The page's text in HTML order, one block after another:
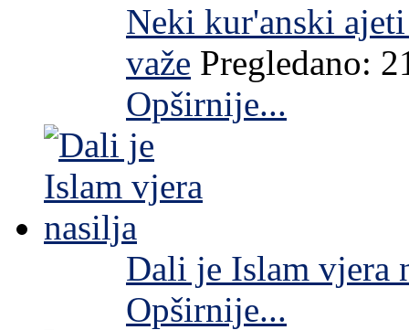
Neki kur'anski
važe Pregledano:
Opširnije...
Dali je Islam vjera
Opširnije...